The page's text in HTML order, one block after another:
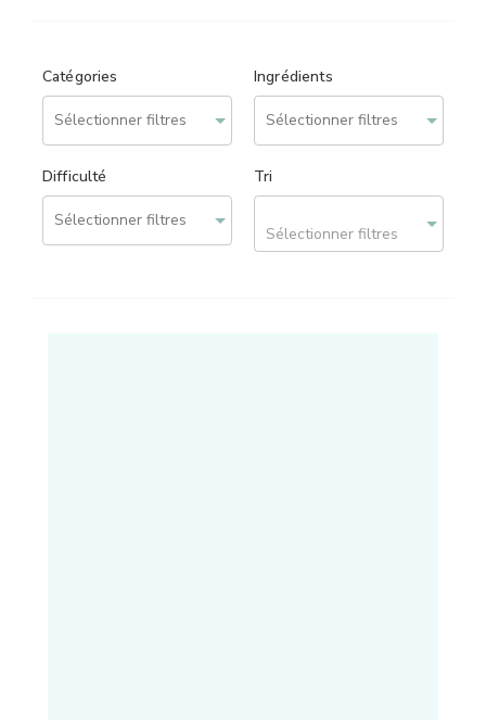
Catégories Ingrédients
Difficulté Tri
Sélectionner filtres